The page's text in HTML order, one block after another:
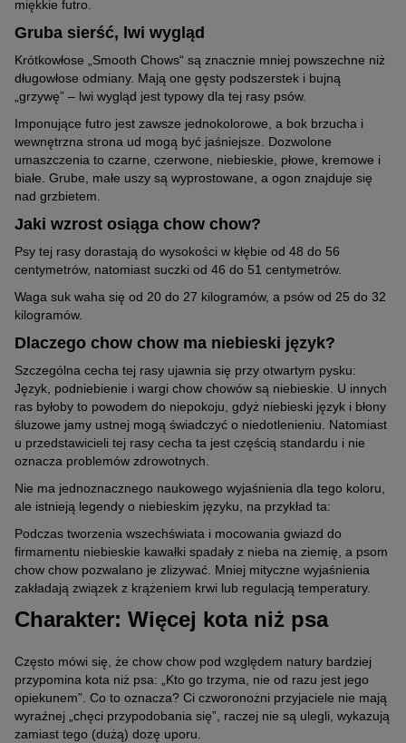
miękkie futro.
Gruba sierść, lwi wygląd
Krótkowłose „Smooth Chows“ są znacznie mniej powszechne niż
długowłose odmiany. Mają one gęsty podszerstek i bujną
„grzywę” – lwi wygląd jest typowy dla tej rasy psów.
Imponujące futro jest zawsze jednokolorowe, a bok brzucha i
wewnętrzna strona ud mogą być jaśniejsze. Dozwolone
umaszczenia to czarne, czerwone, niebieskie, płowe, kremowe i
białe. Grube, małe uszy są wyprostowane, a ogon znajduje się
nad grzbietem.
Jaki wzrost osiąga chow chow?
Psy tej rasy dorastają do wysokości w kłębie od 48 do 56
centymetrów, natomiast suczki od 46 do 51 centymetrów.
Waga suk waha się od 20 do 27 kilogramów, a psów od 25 do 32
kilogramów.
Dlaczego chow chow ma niebieski język?
Szczególna cecha tej rasy ujawnia się przy otwartym pysku:
Język, podniebienie i wargi chow chowów są niebieskie. U innych
ras byłoby to powodem do niepokoju, gdyż niebieski język i błony
śluzowe jamy ustnej mogą świadczyć o niedotlenieniu. Natomiast
u przedstawicieli tej rasy cecha ta jest częścią standardu i nie
oznacza problemów zdrowotnych.
Nie ma jednoznacznego naukowego wyjaśnienia dla tego koloru,
ale istnieją legendy o niebieskim języku, na przykład ta:
Podczas tworzenia wszechświata i mocowania gwiazd do
firmamentu niebieskie kawałki spadały z nieba na ziemię, a psom
chow chow pozwalano je zlizywać. Mniej mityczne wyjaśnienia
zakładają związek z krążeniem krwi lub regulacją temperatury.
Charakter: Więcej kota niż psa
Często mówi się, że chow chow pod względem natury bardziej
przypomina kota niż psa: „Kto go trzyma, nie od razu jest jego
opiekunem”. Co to oznacza? Ci czworonożni przyjaciele nie mają
wyraźnej „chęci przypodobania się”, raczej nie są ulegli, wykazują
zamiast tego (dużą) dozę uporu.